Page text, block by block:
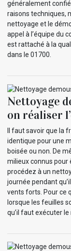
généralement
raisons techniques,
nettoyage et le
appel à l’équipe du
est rattaché à la
dans le 01700.
Nettoyage
on réaliser
Il faut savoir que la
identique pour une
boisée ou non. De
milieux connus pour
procédez à un
journée pendant
vents forts. Pour ce
lorsque les feuilles
qu’il faut exécuter